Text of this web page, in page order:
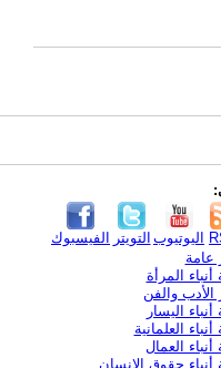
الفيسبوك التويتر اليوتيوب
عامة
أنباء المرأة
الأدب والفن
أنباء اليسار
أنباء العلمانية
أنباء العمال
أنباء حقوق الإنسان